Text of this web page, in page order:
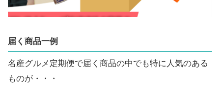
届く商品一例
名産グルメ定期便で届く商品の中でも特に人気のある
ものが・・・